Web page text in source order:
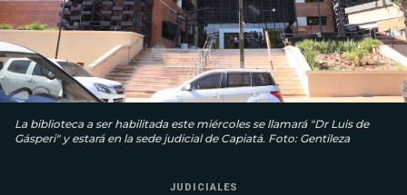
La biblioteca a ser habilitada este miércoles se llamará "Dr Luis de
Gásperi" y estará en la sede judicial de Capiatá. Foto: Gentileza
JUDICIALES